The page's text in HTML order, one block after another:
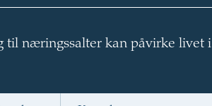
til næringssalter kan påvirke livet i